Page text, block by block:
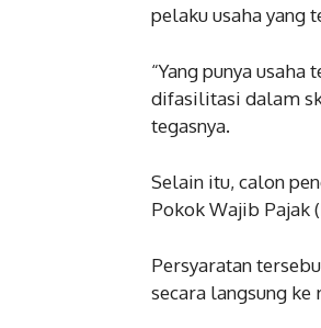
pelaku usaha yang
“Yang punya
difasilitasi dalam
tegasnya.
Selain itu, calon
Pokok Wajib Pajak
Persyaratan
secara langsung ke